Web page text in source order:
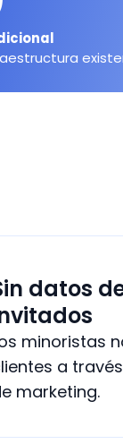
datos
minoristas
a
marketing.